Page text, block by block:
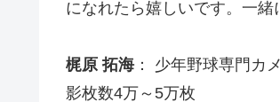
になれたら嬉しいです。 一緒
梶原 拓海 ： 少年野球専門カ
影枚数4万～5万枚